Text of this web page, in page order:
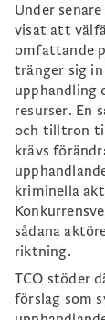
Under
visat att
omfattande
tränger sig
upphandling
resurser. En
och tilltron
krävs
kriminella
sådana
riktning.
TCO stöder
förslag som